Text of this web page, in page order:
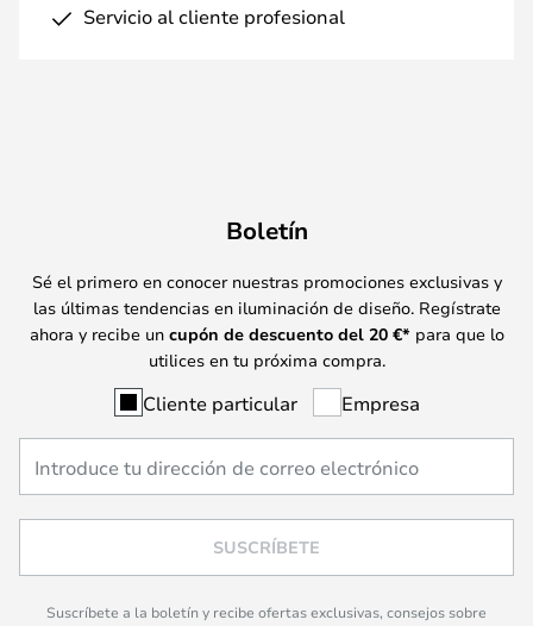
Servicio al cliente profesional
Boletín
Sé el primero en conocer nuestras promociones exclusivas y
las últimas tendencias en iluminación de diseño. Regístrate
ahora y recibe un cupón de descuento del 20 €* para que lo
utilices en tu próxima compra.
Cliente particular Empresa
SUSCRÍBETE
Suscríbete a la boletín y recibe ofertas exclusivas, consejos sobre